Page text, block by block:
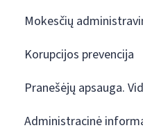
Mokesčių
Korupcijos prevencija
Pranešėjų apsauga.
Administracinė